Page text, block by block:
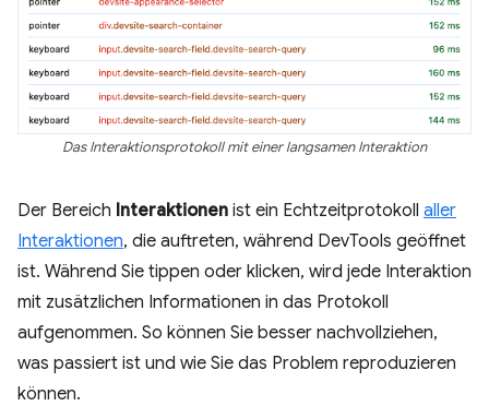
Das Interaktionsprotokoll mit einer langsamen Interaktion
Der Bereich Interaktionen ist ein Echtzeitprotokoll aller
Interaktionen, die auftreten, während DevTools geöffnet
ist. Während Sie tippen oder klicken, wird jede Interaktion
mit zusätzlichen Informationen in das Protokoll
aufgenommen. So können Sie besser nachvollziehen,
was passiert ist und wie Sie das Problem reproduzieren
können.